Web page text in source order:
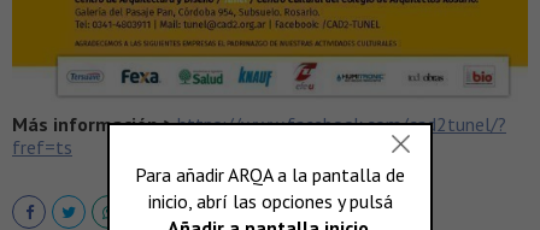
Más información > https://www.facebook.com/cad2tunel/?
fref=ts